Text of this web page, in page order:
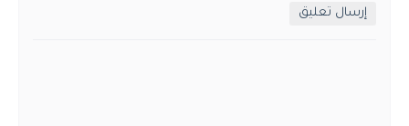
إرسال تعليق